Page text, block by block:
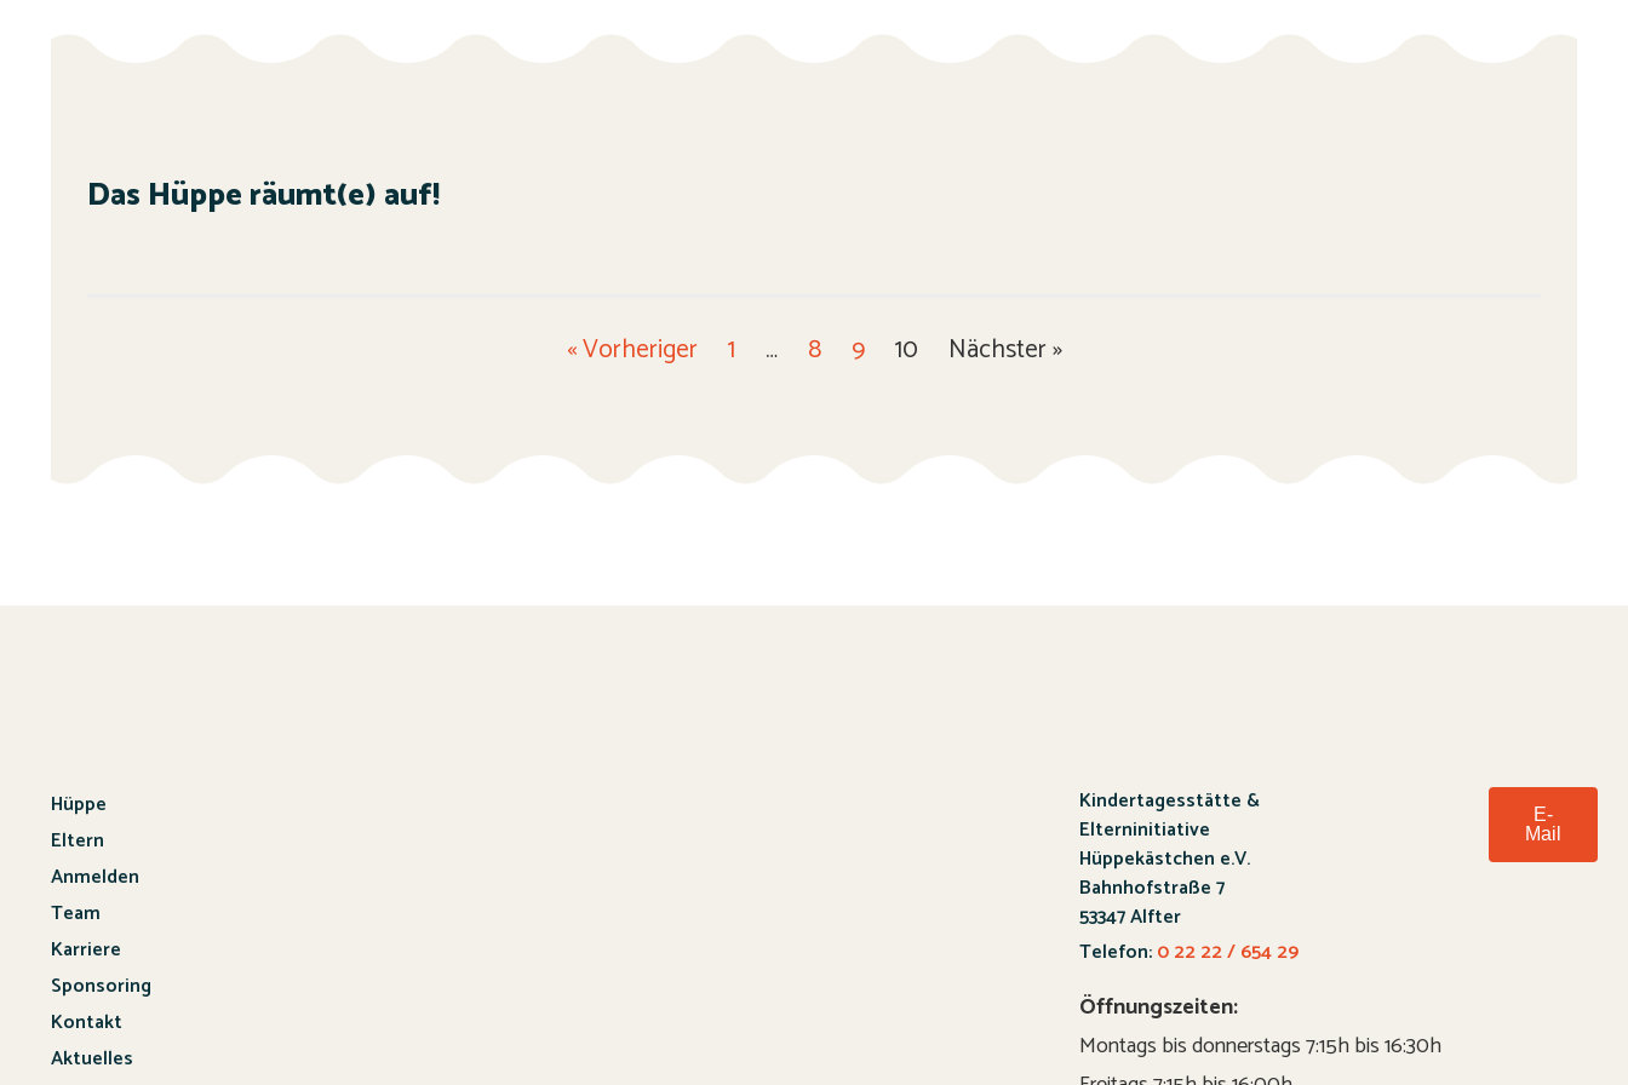
Das Hüppe räumt(e) auf!
« Vorheriger 1 … 8 9 10 Nächster »
Hüppe
Eltern
Anmelden
Team
Karriere
Sponsoring
Kontakt
Aktuelles
Kindertagesstätte &
Elterninitiative
Hüppekästchen e.V.
Bahnhofstraße 7
53347 Alfter
Telefon:0 22 22 / 654 29
Öffnungszeiten:
Montags bis donnerstags 7:15h bis 16:30h
E-
Mail